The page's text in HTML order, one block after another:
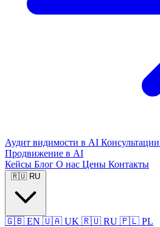
Аудит видимости в AI
Продвижение в AI
Кейсы Блог О нас Цены Контакты
🇷🇺 RU
🇬🇧 EN 🇺🇦 UK 🇷🇺 RU 🇵🇱 PL